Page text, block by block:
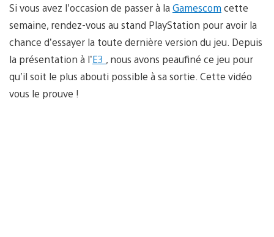
Si vous avez l’occasion de passer à la Gamescom cette
semaine, rendez-vous au stand PlayStation pour avoir la
chance d’essayer la toute dernière version du jeu. Depuis
la présentation à l’E3 , nous avons peaufiné ce jeu pour
qu’il soit le plus abouti possible à sa sortie. Cette vidéo
vous le prouve !